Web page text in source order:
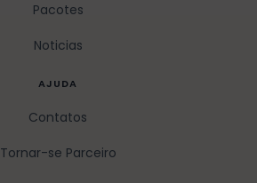
Pacotes
Noticias
AJUDA
Contatos
Tornar-se Parceiro